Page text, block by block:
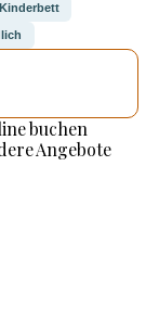
Kinderbett
buchen
Angebote